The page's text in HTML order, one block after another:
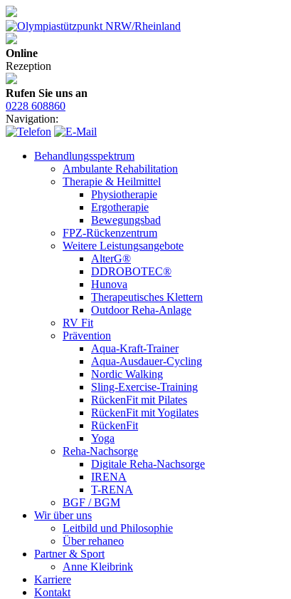
Online
Rezeption
Rufen Sie uns an
0228 608860
Navigation:
Behandlungsspektrum
Ambulante Rehabilitation
Therapie & Heilmittel
Physiotherapie
Ergotherapie
Bewegungsbad
FPZ-Rückenzentrum
Weitere Leistungsangebote
AlterG®
DDROBOTEC®
Hunova
Therapeutisches Klettern
Outdoor Reha-Anlage
RV Fit
Prävention
Aqua-Kraft-Trainer
Aqua-Ausdauer-Cycling
Nordic Walking
Sling-Exercise-Training
RückenFit mit Pilates
RückenFit mit Yogilates
RückenFit
Yoga
Reha-Nachsorge
Digitale Reha-Nachsorge
IRENA
T-RENA
BGF / BGM
Wir über uns
Leitbild und Philosophie
Über rehaneo
Partner & Sport
Anne Kleibrink
Karriere
Kontakt